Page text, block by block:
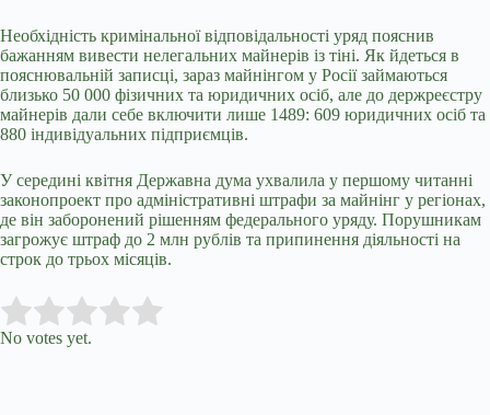
Необхідність кримінальної відповідальності уряд пояснив
бажанням вивести нелегальних майнерів із тіні. Як йдеться в
пояснювальній записці, зараз майнінгом у Росії займаються
близько 50 000 фізичних та юридичних осіб, але до держреєстру
майнерів дали себе включити лише 1489: 609 юридичних осіб та
880 індивідуальних підприємців.
У середині квітня Державна дума ухвалила у першому читанні
законопроект про адміністративні штрафи за майнінг у регіонах,
де він заборонений рішенням федерального уряду. Порушникам
загрожує штраф до 2 млн рублів та припинення діяльності на
строк до трьох місяців.
Rate this item:
No votes yet.